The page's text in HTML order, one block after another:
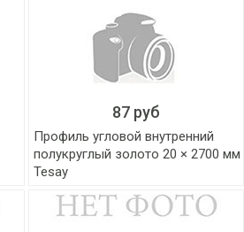
87 руб
Профиль угловой внутренний
полукруглый золото 20 × 2700 мм
Tesay